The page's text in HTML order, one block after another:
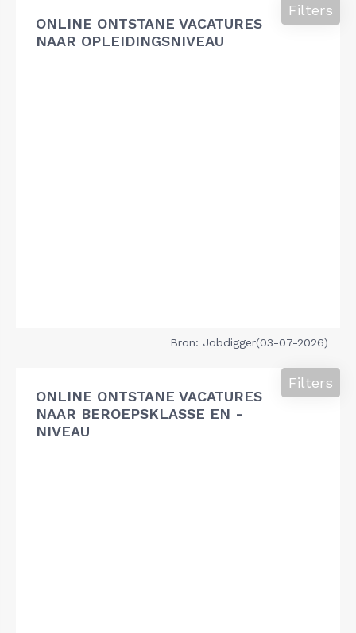
ONLINE ONTSTANE VACATURES
NAAR OPLEIDINGSNIVEAU
Filters
Bron: Jobdigger(03-07-2026)
ONLINE ONTSTANE VACATURES
NAAR BEROEPSKLASSE EN -
NIVEAU
Filters